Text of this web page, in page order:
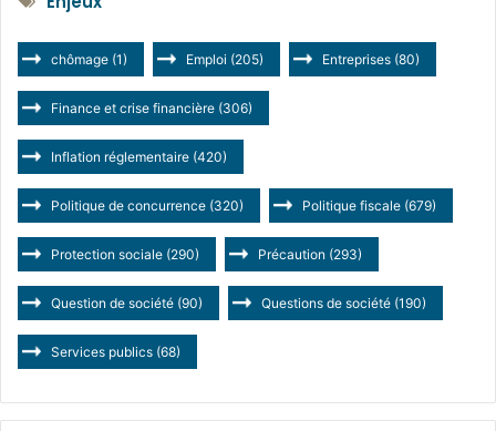
chômage (1) Emploi (205) Entreprises (80)
Finance et crise financière (306)
Inflation réglementaire (420)
Politique de concurrence (320) Politique fiscale (679)
Protection sociale (290) Précaution (293)
Question de société (90) Questions de société (190)
Services publics (68)